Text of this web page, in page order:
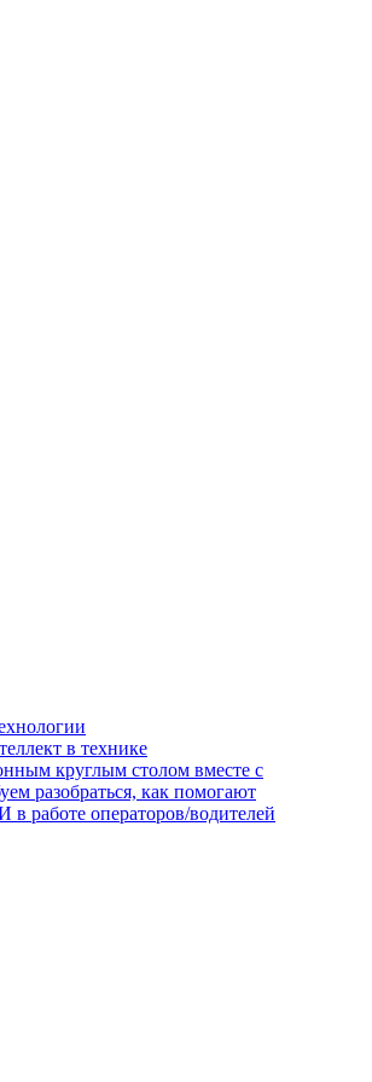
в технике
круглым столом вместе с
разобраться, как помогают
в работе операторов/водителей